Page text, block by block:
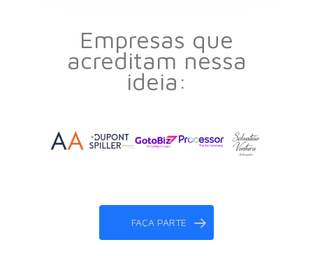
Empresas que
acreditam nessa
ideia:
FAÇA PARTE